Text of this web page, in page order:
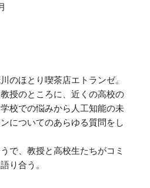
のほとり喫茶店エトランゼ。
授のところに、近くの高校の
校での悩みから人工知能の未
についてのあらゆる質問をし
で、教授と高校生たちがコミ
り合う。